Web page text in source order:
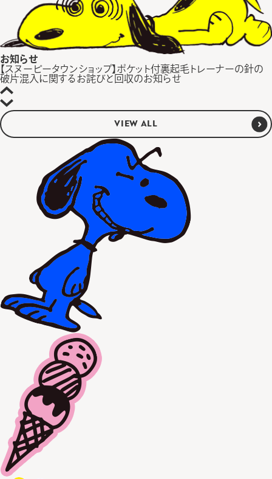
お知らせ
【スヌーピータウンショップ】ポケット付裏起毛トレーナーの針の
破片混入に関するお詫びと回収のお知らせ
VIEW ALL